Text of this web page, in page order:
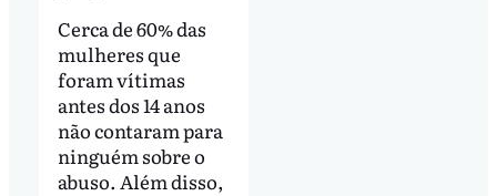
Cerca de 60% das
mulheres que
foram vítimas
antes dos 14 anos
não contaram para
ninguém sobre o
abuso. Além disso,